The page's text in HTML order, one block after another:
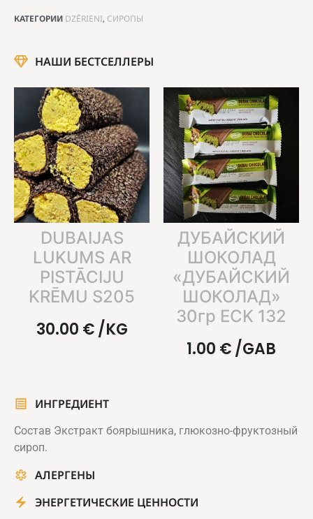
КАТЕГОРИИ DZĒRIENI, СИРОПЫ
НАШИ БЕСТСЕЛЛЕРЫ
DUBAIJAS
LUKUMS AR
PISTĀCIJU
KRĒMU S205
30.00 €/KG
ДУБАЙСКИЙ
ШОКОЛАД
«ДУБАЙСКИЙ
ШОКОЛАД»
30гр ECK 132
1.00 €/GAB
ИНГРЕДИЕНТ
Состав Экстракт боярышника, глюкозно-фруктозный
сироп.
АЛЕРГЕНЫ
ЭНЕРГЕТИЧЕСКИЕ ЦЕННОСТИ